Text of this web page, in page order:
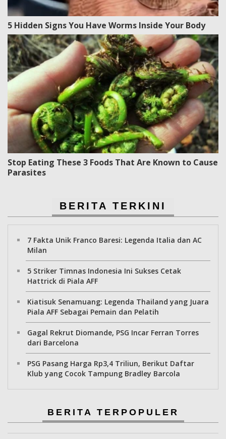
5 Hidden Signs You Have Worms Inside Your Body
Stop Eating These 3 Foods That Are Known to Cause
Parasites
BERITA TERKINI
7 Fakta Unik Franco Baresi: Legenda Italia dan AC
Milan
5 Striker Timnas Indonesia Ini Sukses Cetak
Hattrick di Piala AFF
Kiatisuk Senamuang: Legenda Thailand yang Juara
Piala AFF Sebagai Pemain dan Pelatih
Gagal Rekrut Diomande, PSG Incar Ferran Torres
dari Barcelona
PSG Pasang Harga Rp3,4 Triliun, Berikut Daftar
Klub yang Cocok Tampung Bradley Barcola
BERITA TERPOPULER